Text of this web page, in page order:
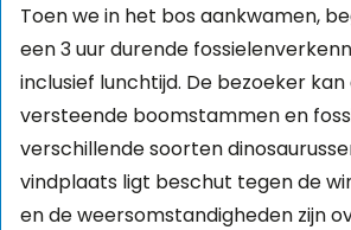
Toen we in het bos aankwamen,
een 3 uur durende
inclusief lunchtijd. De bezoeker
versteende boomstammen en
verschillende soorten
vindplaats ligt beschut tegen de
en de weersomstandigheden zijn